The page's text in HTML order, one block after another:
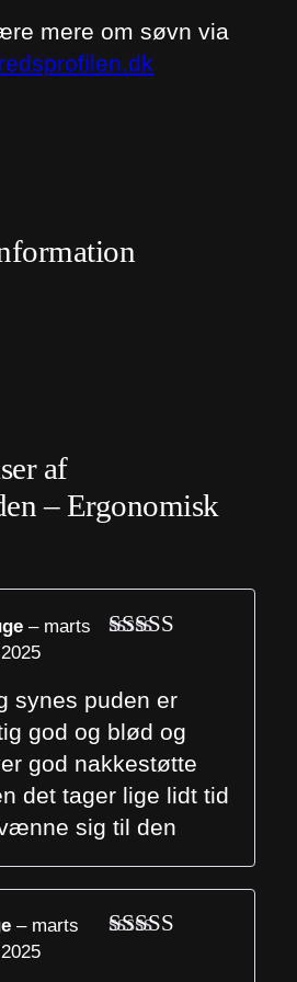
mere om søvn via
af
– Ergonomisk
– marts
synes puden er
god og blød og
god nakkestøtte
det tager lige lidt tid
sig til den
– marts